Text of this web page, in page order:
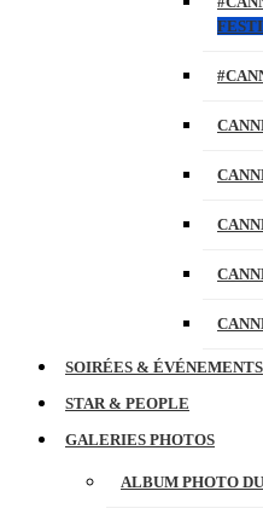
SOIRÉES & ÉVÉNEMENTS
STAR & PEOPLE
GALERIES PHOTOS
ALBUM PHOTO